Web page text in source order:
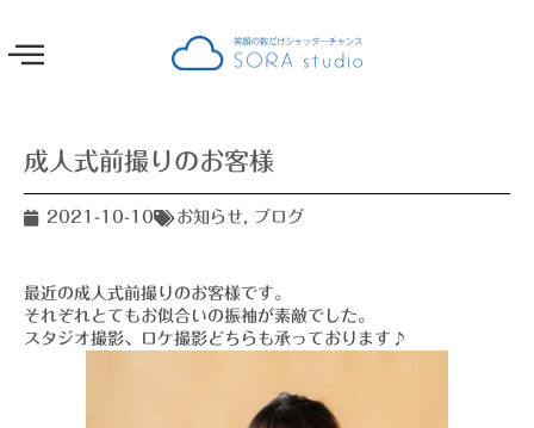
成人式前撮りのお客様
2021-10-10 お知らせ, ブログ
最近の成人式前撮りのお客様です。
それぞれとてもお似合いの振袖が素敵でした。
スタジオ撮影、ロケ撮影どちらも承っております♪